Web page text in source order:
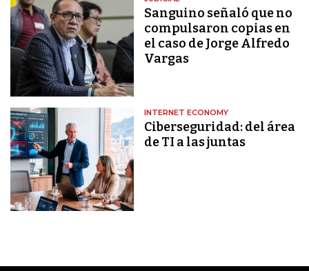
Sanguino señaló que no
compulsaron copias en
el caso de Jorge Alfredo
Vargas
INTERNET ECONOMY
Ciberseguridad: del área
de TI a las juntas